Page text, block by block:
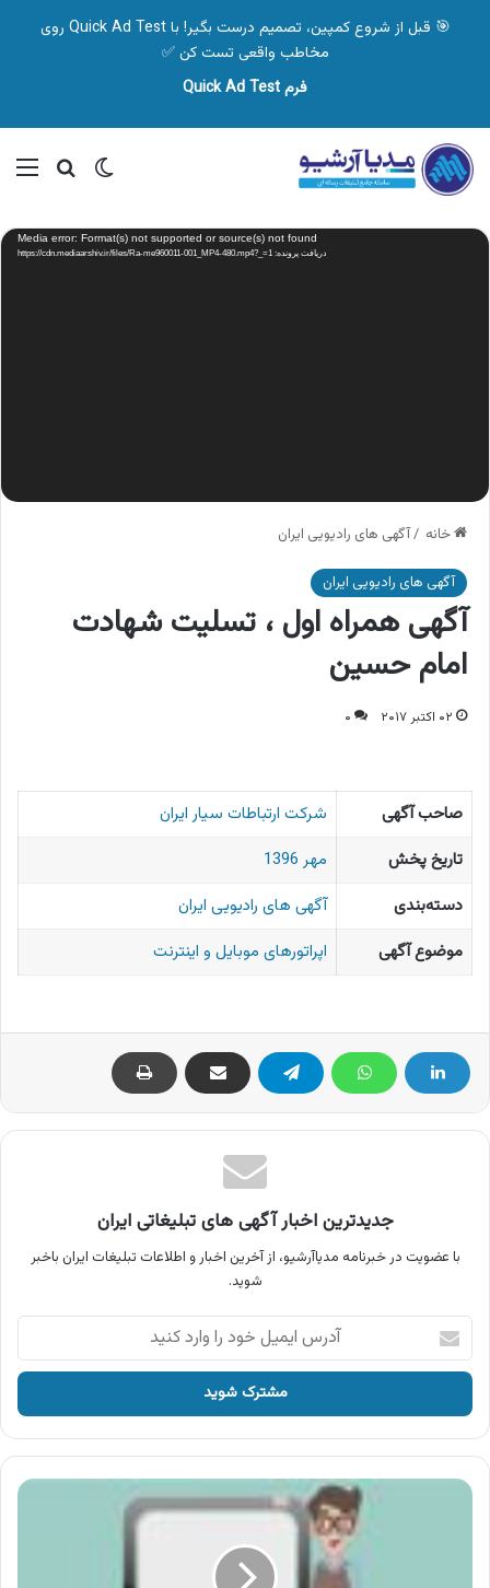
🎯 قبل از شروع کمپین، تصمیم درست بگیر! با Quick Ad Test روی
مخاطب واقعی تست کن ✅
فرم Quick Ad Test
تغییر پوسته
نمایشگر
ویدیو Media error: Format(s) not supported or source(s) not found
دریافت پرونده: https://cdn.mediaarshiv.ir/files/Ra-me960011-001_MP4-480.mp4?_=1
خانه /آگهی های رادیویی ایران
آگهی های رادیویی ایران
آگهی همراه اول ، تسلیت شهادت
امام حسین
۰۲ اکتبر ۲۰۱۷ ۰
صاحب آگهی
شرکت ارتباطات سیار ایران
تاریخ پخش
مهر 1396
دسته‌بندی
آگهی های رادیویی ایران
موضوع آگهی
اپراتورهای موبایل و اینترنت
جدیدترین اخبار آگهی های تبلیغاتی ایران
با عضویت در خبرنامه مدیاآرشیو، از آخرین اخبار و اطلاعات تبلیغات ایران باخبر
شوید.
آدرس
ایمیل
خود
وارد
کنید
آگهی